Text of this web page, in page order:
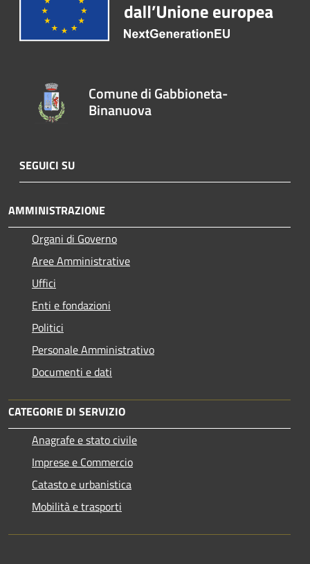
Comune di Gabbioneta-
Binanuova
SEGUICI SU
AMMINISTRAZIONE
Organi di Governo
Aree Amministrative
Uffici
Enti e fondazioni
Politici
Personale Amministrativo
Documenti e dati
CATEGORIE DI SERVIZIO
Anagrafe e stato civile
Imprese e Commercio
Catasto e urbanistica
Mobilità e trasporti